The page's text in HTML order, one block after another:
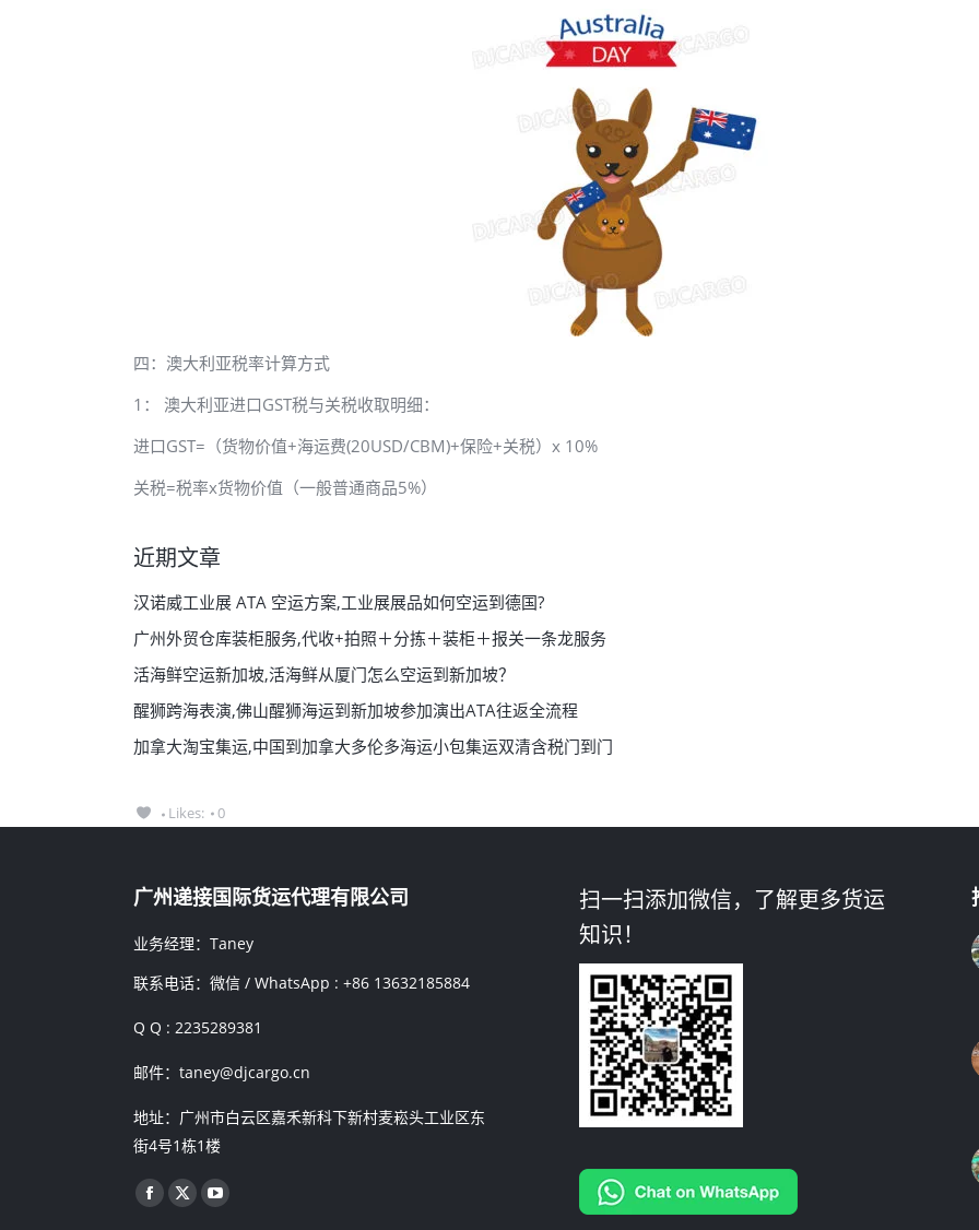
四：澳大利亚税率计算方式
1： 澳大利亚进口GST税与关税收取明细：
进口GST=（货物价值+海运费(20USD/CBM)+保险+关税）x 10%
关税=税率x货物价值（一般普通商品5%）
近期文章
汉诺威工业展 ATA 空运方案,工业展展品如何空运到德国?
广州外贸仓库装柜服务,代收+拍照＋分拣＋装柜＋报关一条龙服务
活海鲜空运新加坡,活海鲜从厦门怎么空运到新加坡？
醒狮跨海表演,佛山醒狮海运到新加坡参加演出ATA往返全流程
加拿大淘宝集运,中国到加拿大多伦多海运小包集运双清含税门到门
Likes: 0
广州递接国际货运代理有限公司
业务经理：Taney
联系电话：微信 / WhatsApp : +86 13632185884
Q Q : 2235289381
邮件：taney@djcargo.cn
地址：广州市白云区嘉禾新科下新村麦崧头工业区东
街4号1栋1楼
找到我们：
Facebook
X
YouTube
扫一扫添加微信，了解更多货运
知识！